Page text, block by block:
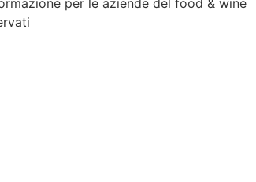
per le aziende del food & wine